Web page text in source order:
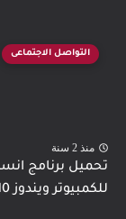
التواصل الاجتماعى
منذ 2 سنة
تحميل برنامج
للكمبيوتر ويندوز 10 و11